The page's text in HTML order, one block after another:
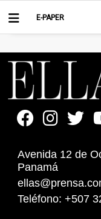
E-PAPER
Avenida 12 de
Panamá
Teléfono: +507